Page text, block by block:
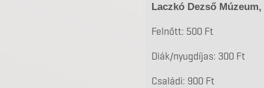
Laczkó Dezső
Felnőtt: 500 Ft
Diák/nyugdíjas: 300 Ft
Családi: 900 Ft